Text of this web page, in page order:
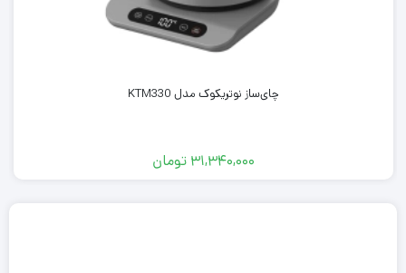
چای‌ساز نوتریکوک مدل KTM330
۳۱,۳۴۰,۰۰۰ تومان